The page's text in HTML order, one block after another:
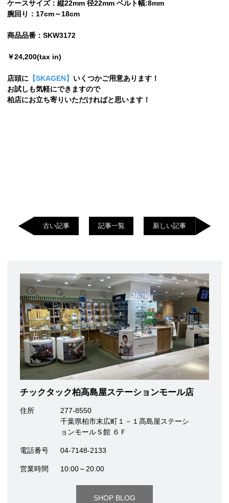
ケースサイズ：縦22mm 径22mm ベルト幅:8mm
腕回り：17cm～18cm
商品品番：SKW3172
￥24,200(tax in)
店頭に 【SKAGEN】 いくつかご用意あります！
お試しも気軽にできますので
柏店にお立ち寄りいただければと思います！
古い記事 記事一覧 新しい記事
チックタック柏高島屋ステーションモール店
住所
277-8550
千葉県柏市末広町１－１髙島屋ステーシ
ョンモールＳ館 ６Ｆ
電話番号 04-7148-2133
営業時間 10:00～20:00
SHOP BLOG